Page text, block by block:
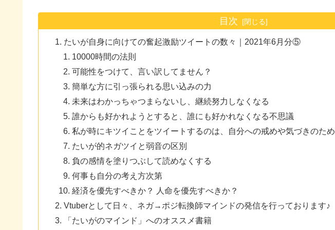
目次
たいが自身に向けての奮起激励ツイートの数々｜2021年6月分⑤
10000時間の法則
可能性をつけて、言い訳してません？
簡単な方に引っ張られる思い込みの力
未来はわかっちゃつまらないし、継続努力しなくなる
誰からも好かれようとすると、誰にも好かれなくなる不思議
私が時にキツイことをツイートするのは、自分への戒めや気づきのため
たいが的ネガツイと弱音の区別
負の感情を塗りつぶして読めなくする
何事も自分の考え方次第
経済を優先すべきか？ 人命を優先すべきか？
Vtuberとして日々、ネガ→ポジ転換師マインドの発信を行っております♪
「たいがのマインド」へのオススメ書籍